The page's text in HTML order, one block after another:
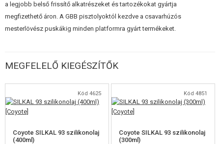
SÉRÜLT, HASZNÁLT ÁRUK
HÍREK
ELÉRHETŐSÉG
a legjobb belső frissítő alkatrészeket és tartozékokat gyártja
megfizethető áron. A GBB pisztolyoktól kezdve a csavarhúzós
mesterlövész puskákig minden platformra gyárt termékeket.
MEGFELELŐ KIEGÉSZÍTŐK
Kód 4625
Coyote SILKAL 93 szilikonolaj
(400ml)
Kód 4851
Coyote SILKAL 93 szilikonolaj
(300ml)